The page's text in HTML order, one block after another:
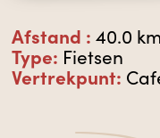
Afstand : 40.0 km
Type: Fietsen
Vertrekpunt: